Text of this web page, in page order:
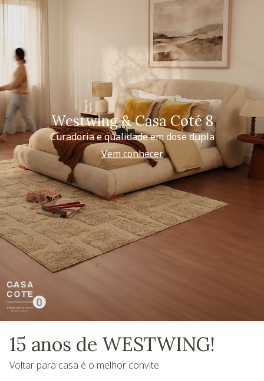
Westwing & Casa Coté 8
Curadoria e qualidade em dose dupla
Vem conhecer
15 anos de WESTWING!
Voltar para casa é o melhor convite